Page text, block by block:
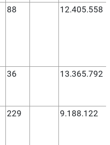
88 12.405.558
36 13.365.792
229 9.188.122